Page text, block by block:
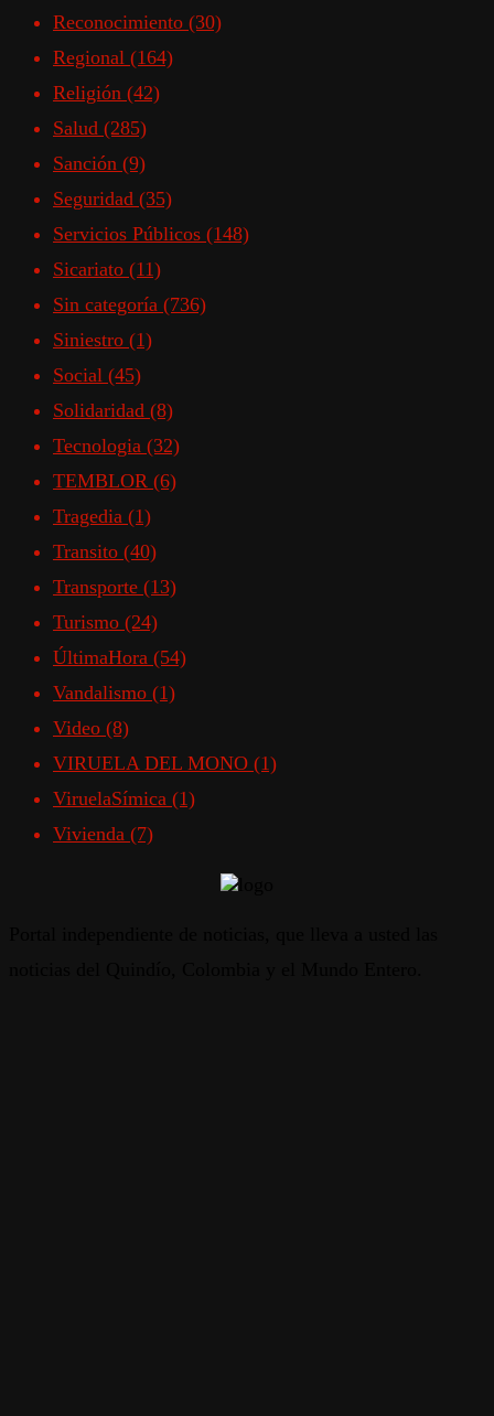
Reconocimiento (30)
Regional (164)
Religión (42)
Salud (285)
Sanción (9)
Seguridad (35)
Servicios Públicos (148)
Sicariato (11)
Sin categoría (736)
Siniestro (1)
Social (45)
Solidaridad (8)
Tecnologia (32)
TEMBLOR (6)
Tragedia (1)
Transito (40)
Transporte (13)
Turismo (24)
ÚltimaHora (54)
Vandalismo (1)
Video (8)
VIRUELA DEL MONO (1)
ViruelaSímica (1)
Vivienda (7)